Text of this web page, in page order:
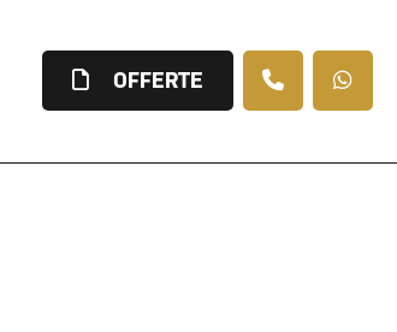
OFFERTE